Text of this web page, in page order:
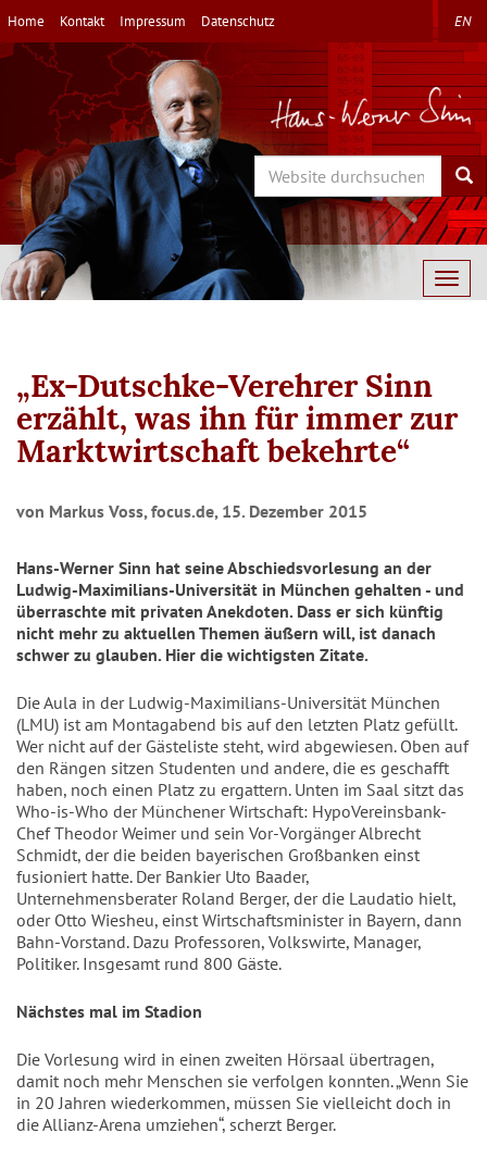
Direkt
zum
Inhalt
Home Kontakt Impressum Datenschutz EN
Search
„Ex-Dutschke-Verehrer Sinn
erzählt, was ihn für immer zur
Marktwirtschaft bekehrte“
von Markus Voss, focus.de, 15. Dezember 2015
Hans-Werner Sinn hat seine Abschiedsvorlesung an der
Ludwig-Maximilians-Universität in München gehalten - und
überraschte mit privaten Anekdoten. Dass er sich künftig
nicht mehr zu aktuellen Themen äußern will, ist danach
schwer zu glauben. Hier die wichtigsten Zitate.
Die Aula in der Ludwig-Maximilians-Universität München
(LMU) ist am Montagabend bis auf den letzten Platz gefüllt.
Wer nicht auf der Gästeliste steht, wird abgewiesen. Oben auf
den Rängen sitzen Studenten und andere, die es geschafft
haben, noch einen Platz zu ergattern. Unten im Saal sitzt das
Who-is-Who der Münchener Wirtschaft: HypoVereinsbank-
Chef Theodor Weimer und sein Vor-Vorgänger Albrecht
Schmidt, der die beiden bayerischen Großbanken einst
fusioniert hatte. Der Bankier Uto Baader,
Unternehmensberater Roland Berger, der die Laudatio hielt,
oder Otto Wiesheu, einst Wirtschaftsminister in Bayern, dann
Bahn-Vorstand. Dazu Professoren, Volkswirte, Manager,
Politiker. Insgesamt rund 800 Gäste.
Nächstes mal im Stadion
Die Vorlesung wird in einen zweiten Hörsaal übertragen,
damit noch mehr Menschen sie verfolgen konnten. „Wenn Sie
in 20 Jahren wiederkommen, müssen Sie vielleicht doch in
die Allianz-Arena umziehen“, scherzt Berger.